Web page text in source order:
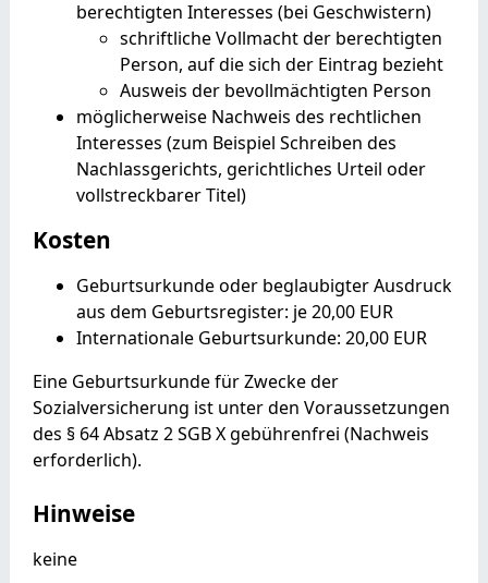
berechtigten Interesses (bei Geschwistern)
schriftliche Vollmacht der berechtigten
Person, auf die sich der Eintrag bezieht
Ausweis der bevollmächtigten Person
möglicherweise Nachweis des rechtlichen
Interesses (zum Beispiel Schreiben des
Nachlassgerichts, gerichtliches Urteil oder
vollstreckbarer Titel)
Kosten
Geburtsurkunde oder beglaubigter Ausdruck
aus dem Geburtsregister: je 20,00 EUR
Internationale Geburtsurkunde: 20,00 EUR
Eine Geburtsurkunde für Zwecke der
Sozialversicherung ist unter den Voraussetzungen
des § 64 Absatz 2 SGB X gebührenfrei (Nachweis
erforderlich).
Hinweise
keine